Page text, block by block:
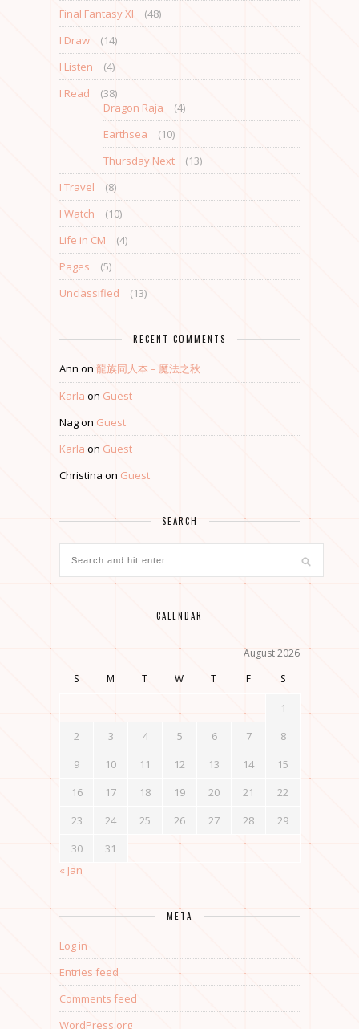
Final Fantasy XI
(48)
I Draw
(14)
I Listen
(4)
I Read
(38)
Dragon Raja
(4)
Earthsea
(10)
Thursday Next
(13)
I Travel
(8)
I Watch
(10)
Life in CM
(4)
Pages
(5)
Unclassified
(13)
RECENT COMMENTS
Ann on 龍族同人本 – 魔法之秋
Karla on Guest
Nagon Guest
Karla on Guest
Christina on Guest
SEARCH
CALENDAR
August 2026
S
M T W T F S
1
2
3 4 5 6 7
8
9
10 11 12 13 14
15
16
17 18 19 20 21
22
23
24 25 26 27 28
29
30
31
« Jan
META
Log in
Entries feed
Comments feed
WordPress.org